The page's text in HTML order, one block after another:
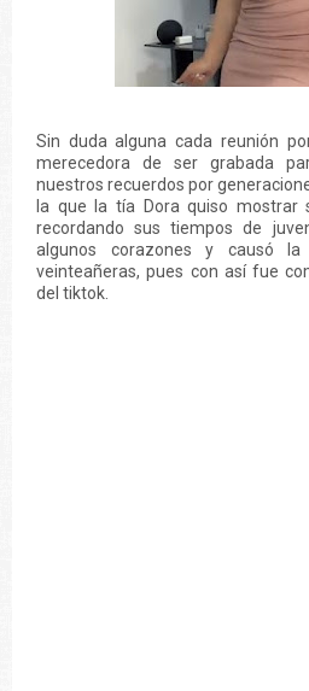
Sin duda alguna cada reunión
merecedora de ser grabada
nuestros recuerdos por
la que la tía Dora quiso mostrar
recordando sus tiempos de
algunos corazones y causó
veinteañeras, pues con así fue
del tiktok.